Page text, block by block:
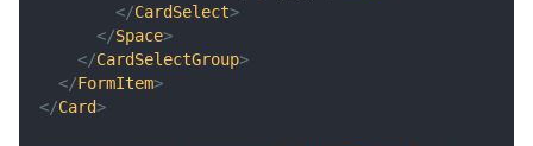
</CardSelect>
</Space>
</CardSelectGroup>
</FormItem>
</Card>